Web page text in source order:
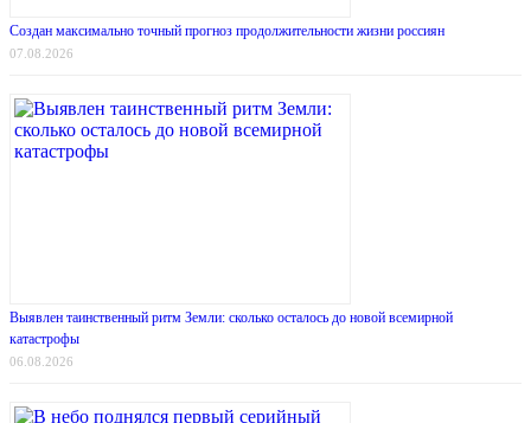
Создан максимально точный прогноз продолжительности жизни россиян
07.08.2026
Выявлен таинственный ритм Земли: сколько осталось до новой всемирной
катастрофы
06.08.2026